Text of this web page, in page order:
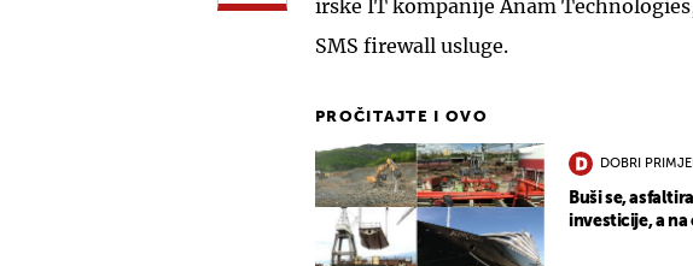
irske IT kompanije Anam
SMS firewall usluge.
PROČITAJTE I OVO
DOBRI
Buši se,
investicije, a